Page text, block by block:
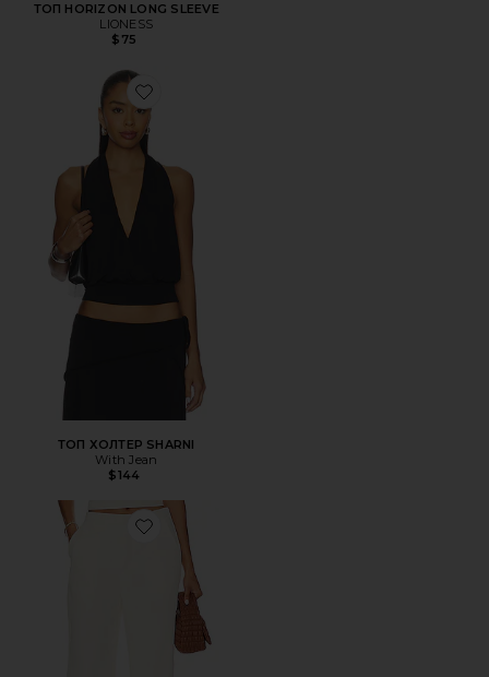
ТОП HORIZON LONG SLEEVE
LIONESS
$75
Favorite ТОП ХОЛТЕР SHARNI
ТОП ХОЛТЕР SHARNI
With Jean
$144
Favorite БРЮКИ ROMA